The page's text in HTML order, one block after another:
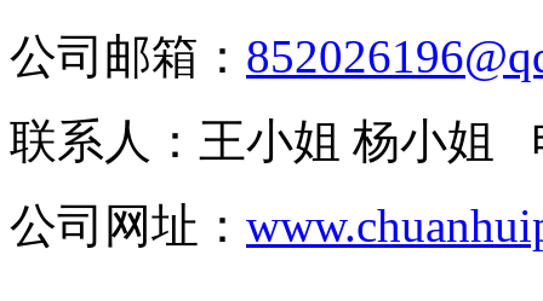
公司邮箱：
联系人：王小姐 杨小姐
公司网址：